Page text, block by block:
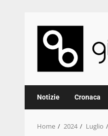
content
Notizie Cronaca
Home 2024 Luglio